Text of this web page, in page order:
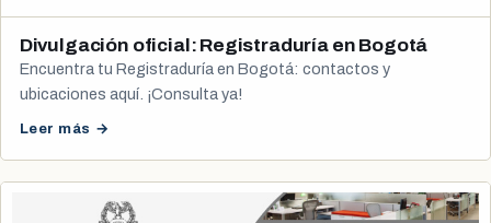
Divulgación oficial: Registraduría en Bogotá
Encuentra tu Registraduría en Bogotá: contactos y
ubicaciones aquí. ¡Consulta ya!
Leer más →